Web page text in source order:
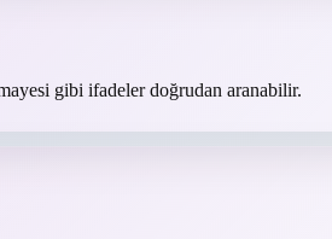
gibi ifadeler doğrudan aranabilir.